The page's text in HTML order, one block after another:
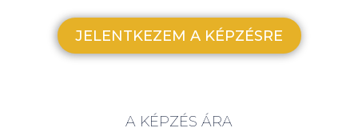
JELENTKEZEM A KÉPZÉSRE
A KÉPZÉS ÁRA